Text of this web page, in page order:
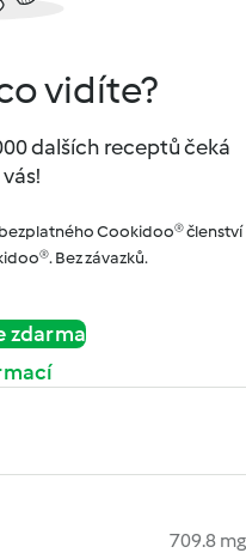
vidíte?
dalších receptů čeká
Cookidoo® členství
Bez závazků.
zdarma
709.8 mg